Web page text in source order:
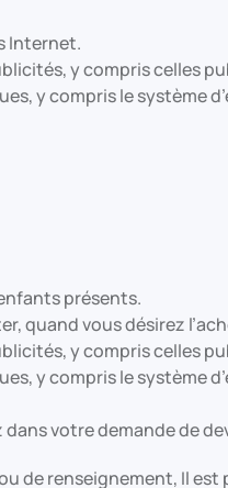
Internet.
y compris celles
y compris le système
présents.
quand vous désirez
y compris celles
y compris le système
votre demande de
de renseignement, Il